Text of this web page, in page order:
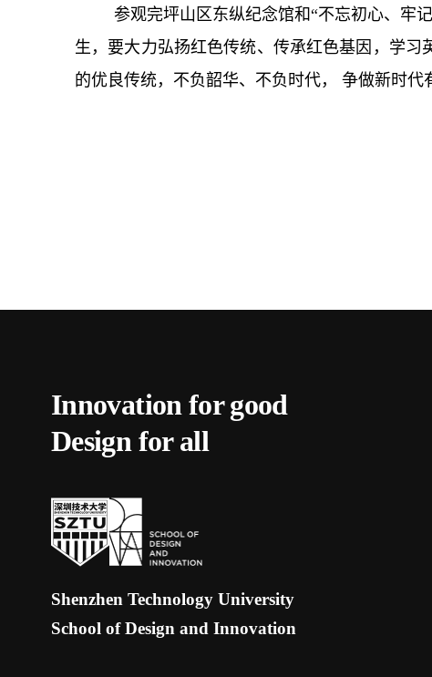
参观完坪山区东纵纪念馆和“不忘初心、牢
生，要大力弘扬红色传统、传承红色基因，学
的优良传统，不负韶华、不负时代， 争做新时代
Innovation for good
Design for all
Shenzhen Technology University
School of Design and Innovation